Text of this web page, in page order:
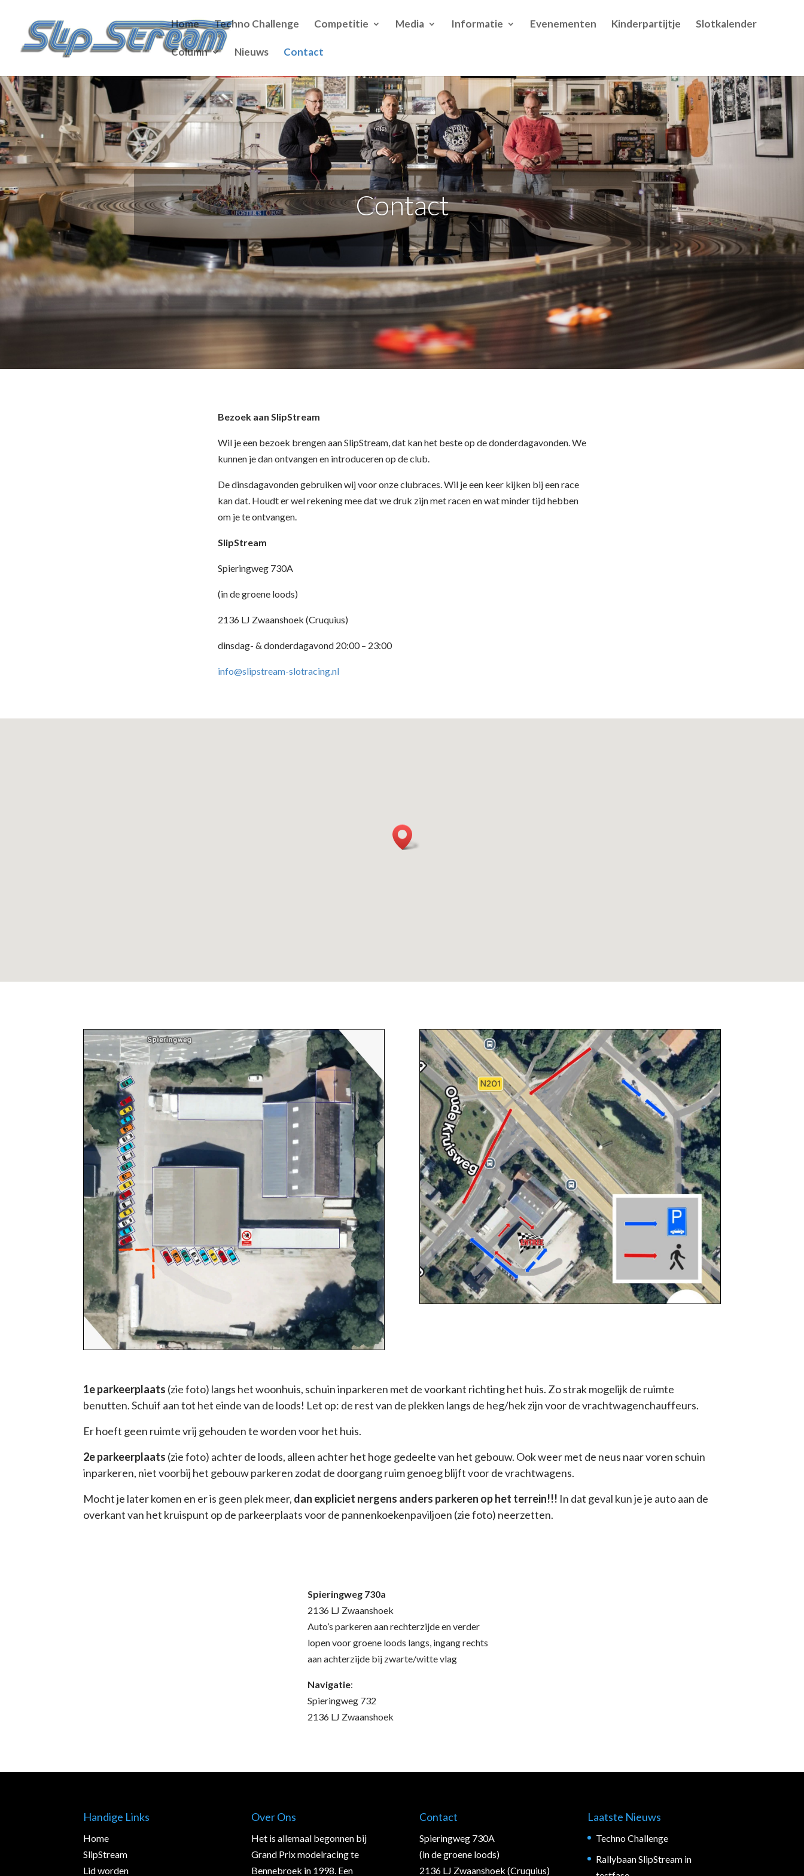
Home Techno Challenge Competitie Media Informatie Evenementen Kinderpartijtje Slotkalender
Column Nieuws Contact
Contact
Bezoek aan SlipStream
Wil je een bezoek brengen aan SlipStream, dat kan het beste op de donderdagavonden. We
kunnen je dan ontvangen en introduceren op de club.
De dinsdagavonden gebruiken wij voor onze clubraces. Wil je een keer kijken bij een race
kan dat. Houdt er wel rekening mee dat we druk zijn met racen en wat minder tijd hebben
om je te ontvangen.
SlipStream
Spieringweg 730A
(in de groene loods)
2136 LJ Zwaanshoek (Cruquius)
dinsdag- & donderdagavond 20:00 – 23:00
info@slipstream-slotracing.nl
1e parkeerplaats (zie foto) langs het woonhuis, schuin inparkeren met de voorkant richting het huis. Zo strak mogelijk de ruimte
benutten. Schuif aan tot het einde van de loods! Let op: de rest van de plekken langs de heg/hek zijn voor de vrachtwagenchauffeurs.
Er hoeft geen ruimte vrij gehouden te worden voor het huis.
2e parkeerplaats (zie foto) achter de loods, alleen achter het hoge gedeelte van het gebouw. Ook weer met de neus naar voren schuin
inparkeren, niet voorbij het gebouw parkeren zodat de doorgang ruim genoeg blijft voor de vrachtwagens.
Mocht je later komen en er is geen plek meer, dan expliciet nergens anders parkeren op het terrein!!! In dat geval kun je je auto aan de
overkant van het kruispunt op de parkeerplaats voor de pannenkoekenpaviljoen (zie foto) neerzetten.
Spieringweg 730a
2136 LJ Zwaanshoek
Auto’s parkeren aan rechterzijde en verder
lopen voor groene loods langs, ingang rechts
aan achterzijde bij zwarte/witte vlag
Navigatie:
Spieringweg 732
2136 LJ Zwaanshoek
Handige Links
Home
SlipStream
Lid worden
Over Ons
Het is allemaal begonnen bij
Grand Prix modelracing te
Bennebroek in 1998. Een
Contact
Spieringweg 730A
(in de groene loods)
2136 LJ Zwaanshoek (Cruquius)
Laatste Nieuws
Techno Challenge
Rallybaan SlipStream in